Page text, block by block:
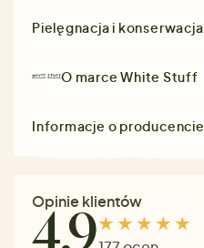
Pielęgnacja i konserwacja
O marceWhite Stuff
Informacje o producencie
Opinie klientów